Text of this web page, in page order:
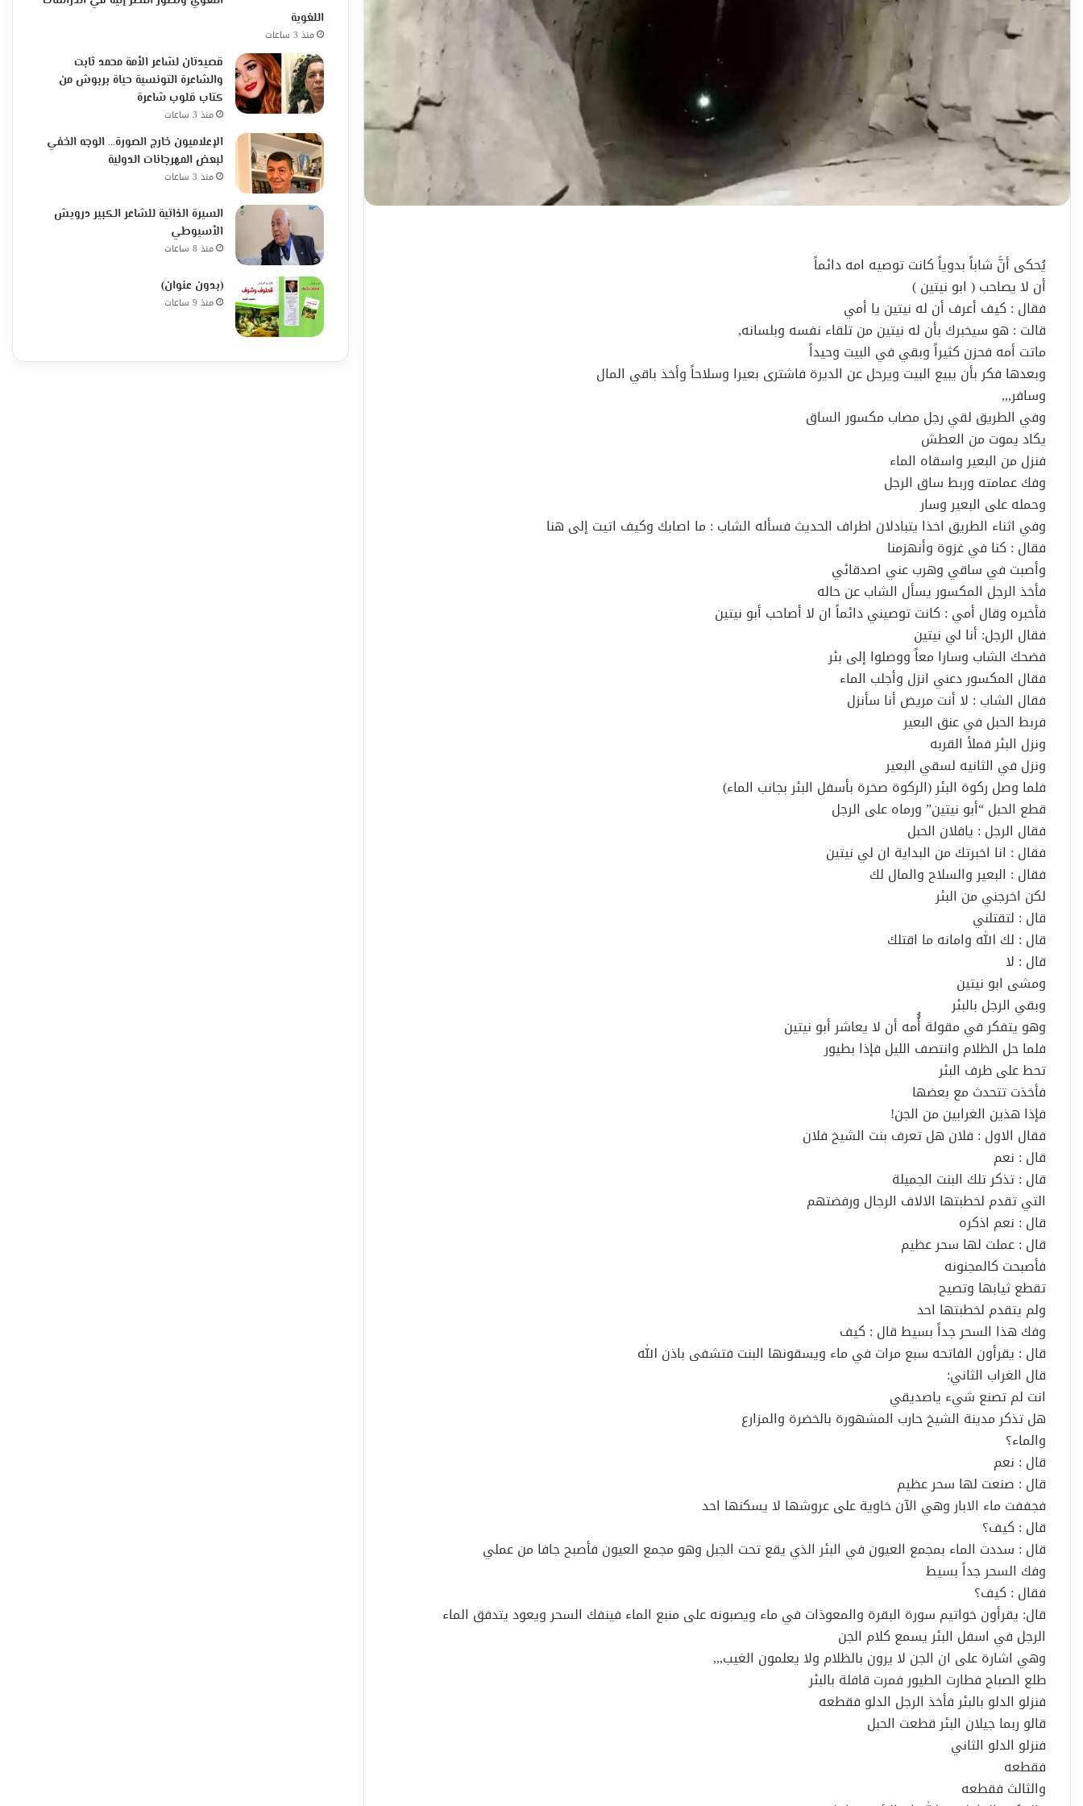
يُحكى أنَّ شاباً بدوياً كانت توصيه امه دائماً
أن لا يصاحب ( ابو نيتين )
فقال : كيف أعرف أن له نيتين يا أمي
قالت : هو سيخبرك بأن له نيتين من تلقاء نفسه وبلسانه,
ماتت أمه فحزن كثيراً وبقي في البيت وحيداً
وبعدها فكر بأن يبيع البيت ويرحل عن الديرة فاشترى بعيرا وسلاحاً وأخذ باقي المال
وسافر,,,
وفي الطريق لقي رجل مصاب مكسور الساق
يكاد يموت من العطش
فنزل من البعير واسقاه الماء
وفك عمامته وربط ساق الرجل
وحمله على البعير وسار
وفي اثناء الطريق اخذا يتبادلان اطراف الحديث فسأله الشاب : ما اصابك وكيف اتيت إلى هنا
فقال : كنا في غزوة وأنهزمنا
وأصبت في ساقي وهرب عني اصدقائي
فأخذ الرجل المكسور يسأل الشاب عن حاله
فأخبره وقال أمي : كانت توصيني دائماً ان لا أصاحب أبو نيتين
فقال الرجل: أنا لي نيتين
فضحك الشاب وسارا معاً ووصلوا إلى بئر
فقال المكسور دعني انزل وأجلب الماء
فقال الشاب : لا أنت مريض أنا سأنزل
فربط الحبل في عنق البعير
ونزل البئر فملأ القربه
ونزل في الثانيه لسقي البعير
فلما وصل ركوة البئر (الركوة صخرة بأسفل البئر بجانب الماء)
قطع الحبل “أبو نيتين” ورماه على الرجل
فقال الرجل : يافلان الحبل
فقال : انا اخبرتك من البداية ان لي نيتين
فقال : البعير والسلاح والمال لك
لكن اخرجني من البئر
قال : لتقتلني
قال : لك الله وامانه ما اقتلك
قال : لا
ومشى ابو نيتين
وبقي الرجل بالبئر
وهو يتفكر في مقولة أُُمه أن لا يعاشر أبو نيتين
فلما حل الظلام وانتصف الليل فإذا بطيور
تحط على طرف البئر
فأخذت تتحدث مع بعضها
فإذا هذين الغرابين من الجن!
فقال الاول : فلان هل تعرف بنت الشيخ فلان
قال : نعم
قال : تذكر تلك البنت الجميلة
التي تقدم لخطبتها الالاف الرجال ورفضتهم
قال : نعم اذكره
قال : عملت لها سحر عظيم
فأصبحت كالمجنونه
تقطع ثيابها وتصيح
ولم يتقدم لخطبتها احد
وفك هذا السحر جداً بسيط قال : كيف
قال : يقرأون الفاتحه سبع مرات في ماء ويسقونها البنت فتشفى باذن الله
قال الغراب الثاني:
انت لم تصنع شيء ياصديقي
هل تذكر مدينة الشيخ حارب المشهورة بالخضرة والمزارع
والماء؟
قال : نعم
قال : صنعت لها سحر عظيم
فجففت ماء الابار وهي الآن خاوية على عروشها لا يسكنها احد
قال : كيف؟
قال : سددت الماء بمجمع العيون في البئر الذي يقع تحت الجبل وهو مجمع العيون فأصبح جافا من عملي
وفك السحر جداً بسيط
فقال : كيف؟
قال: يقرأون خواتيم سورة البقرة والمعوذات في ماء ويصبونه على منبع الماء فينفك السحر ويعود يتدفق الماء
الرجل في اسفل البئر يسمع كلام الجن
وهي اشارة على ان الجن لا يرون بالظلام ولا يعلمون الغيب,,,
طلع الصباح فطارت الطيور فمرت قافلة بالبئر
فنزلو الدلو بالبئر فأخذ الرجل الدلو فقطعه
قالو ربما جيلان البئر قطعت الحبل
فنزلو الدلو الثاني
فقطعه
والثالث فقطعه
اللغوية
منذ 3 ساعات
قصيدتان لشاعر الأمة محمد ثابت
والشاعرة التونسية حياة بربوش من
كتاب قلوب شاعرة
منذ 3 ساعات
الإعلاميون خارج الصورة… الوجه الخفي
لبعض المهرجانات الدولية
منذ 3 ساعات
السيرة الذاتية للشاعر الكبير درويش
الأسيوطي
منذ 8 ساعات
(بدون عنوان)
منذ 9 ساعات